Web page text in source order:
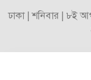
ঢাকা | শনিবার | ৮ই